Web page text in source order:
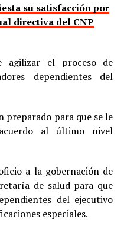
su satisfacción por
directiva del CNP
agilizar el proceso de
dependientes del
preparado para que se le
al último nivel
a la gobernación de
de salud para que
del ejecutivo
especiales.